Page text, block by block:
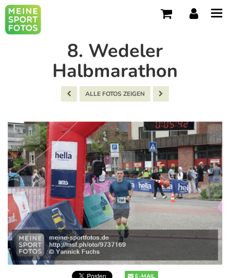
8. Wedeler
Halbmarathon
ALLE FOTOS ZEIGEN
E-MAIL